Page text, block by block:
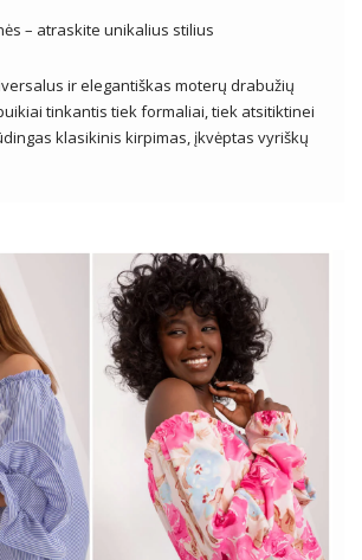
– atraskite unikalius stilius
ir elegantiškas moterų drabužių
tinkantis tiek formaliai, tiek atsitiktinei
klasikinis kirpimas, įkvėptas vyriškų